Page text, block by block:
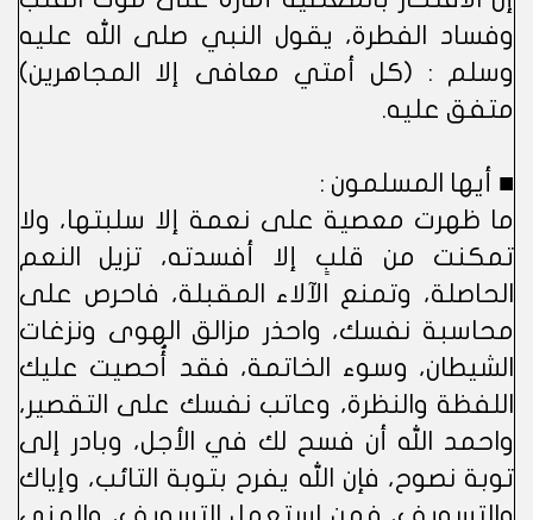
وفساد الفطرة، يقول النبي صلى الله عليه
وسلم : (كل أمتي معافى إلا المجاهرين)
متفق عليه.
■ أيها المسلمون :
ما ظهرت معصية على نعمة إلا سلبتها، ولا
تمكنت من قلبٍ إلا أفسدته، تزيل النعم
الحاصلة، وتمنع الآلاء المقبلة، فاحرص على
محاسبة نفسك، واحذر مزالق الهوى ونزغات
الشيطان، وسوء الخاتمة، فقد أُحصيت عليك
اللفظة والنظرة، وعاتب نفسك على التقصير،
واحمد الله أن فسح لك في الأجل، وبادر إلى
توبة نصوح، فإن الله يفرح بتوبة التائب، وإياك